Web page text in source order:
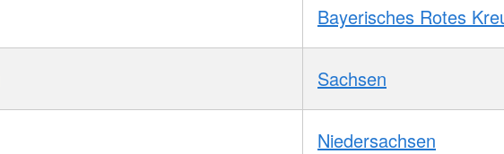
Bayerisches Rotes
Sachsen
Niedersachsen